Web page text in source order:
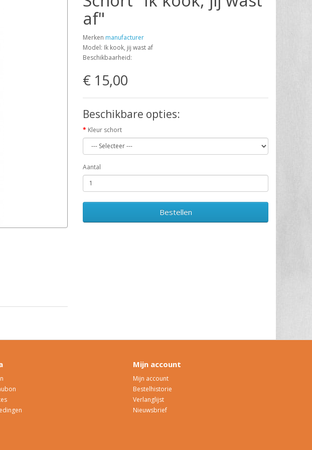
af"
Merken manufacturer
Model: Ik kook, jij wast af
Beschikbaarheid:
€ 15,00
Beschikbare opties:
Kleur schort
Aantal
Bestellen
Mijn account
Mijn account
Bestelhistorie
Verlanglijst
Nieuwsbrief